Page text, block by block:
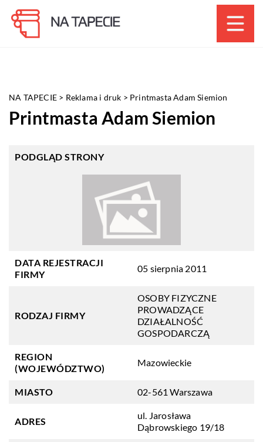
NA TAPECIE > Reklama i druk > Printmasta Adam Siemion
Printmasta Adam Siemion
PODGLĄD STRONY
DATA REJESTRACJI
FIRMY
05 sierpnia 2011
RODZAJ FIRMY
OSOBY FIZYCZNE
PROWADZĄCE
DZIAŁALNOŚĆ
GOSPODARCZĄ
REGION
(WOJEWÓDZTWO)
Mazowieckie
MIASTO 02-561 Warszawa
ADRES
ul. Jarosława
Dąbrowskiego 19/18